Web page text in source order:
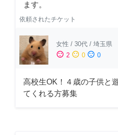
ます。
依頼されたチケット
女性 / 30代 / 埼玉県
sentiment_satisfied 2 sentiment_neutral 0 sentiment_dissatisfied 0
高校生OK！４歳の子供と
てくれる方募集